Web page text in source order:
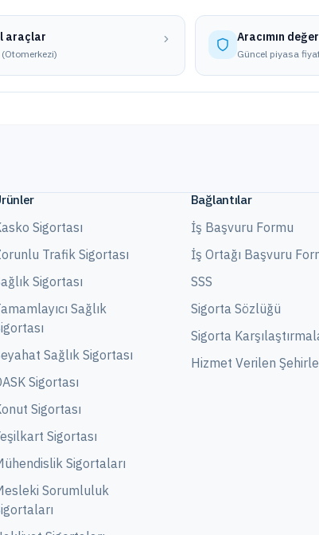
araçlar Aracımın
Güncel piyasa
Sigortası
Trafik Sigortası
Sigortası
Sağlık
Sağlık Sigortası
Sigortası
Sigortası
Sigortası
Sigortaları
Sorumluluk
Bağlantılar
İş Başvuru Formu
İş Ortağı Başvuru
SSS
Sigorta Sözlüğü
Sigorta
Hizmet Verilen